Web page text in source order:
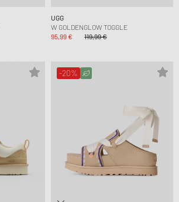
UGG
W GOLDENGLOW TOGGLE
95,99 €
119,99 €
-20%